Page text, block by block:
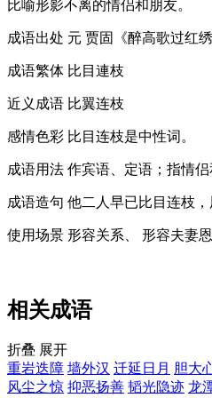
比喻形影不离的情侣和朋友。
成语出处 元 贾固《醉高歌过红
成语繁体 比目連枝
近义成语 比翼连枝
感情色彩 比目连枝是中性词。
成语用法 作宾语、定语；指情侣
成语造句 他二人早已比目连枝，
使用场景 形容关系、 形容夫妻
相关成语
折叠 展开
重岩迭障 墙外汉 迁延日月 胆大
风尘之惊 抑恶扬善 韬光隐迹 龙